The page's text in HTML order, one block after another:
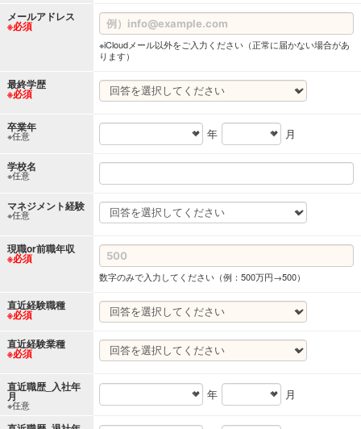
メールアドレス
※必須
※iCloudメール以外をご入力ください（正常に届かない場合があ
ります）
最終学歴
※必須
卒業年
※任意 年 月
学校名
※任意
マネジメント経験
※任意
現職or前職年収
※必須
数字のみで入力してください（例：500万円→500）
直近経験職種
※必須
直近経験業種
※必須
直近職歴_入社年
月
※任意
年 月